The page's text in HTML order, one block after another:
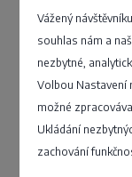
Vážený
souhlas nám a
nezbytné,
Volbou Nastavení
možné
Ukládání
zachování